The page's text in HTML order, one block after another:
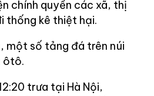
chính quyền các xã, thị
thống kê thiệt hại.
một số tảng đá trên núi
ôtô.
trưa tại Hà Nội,